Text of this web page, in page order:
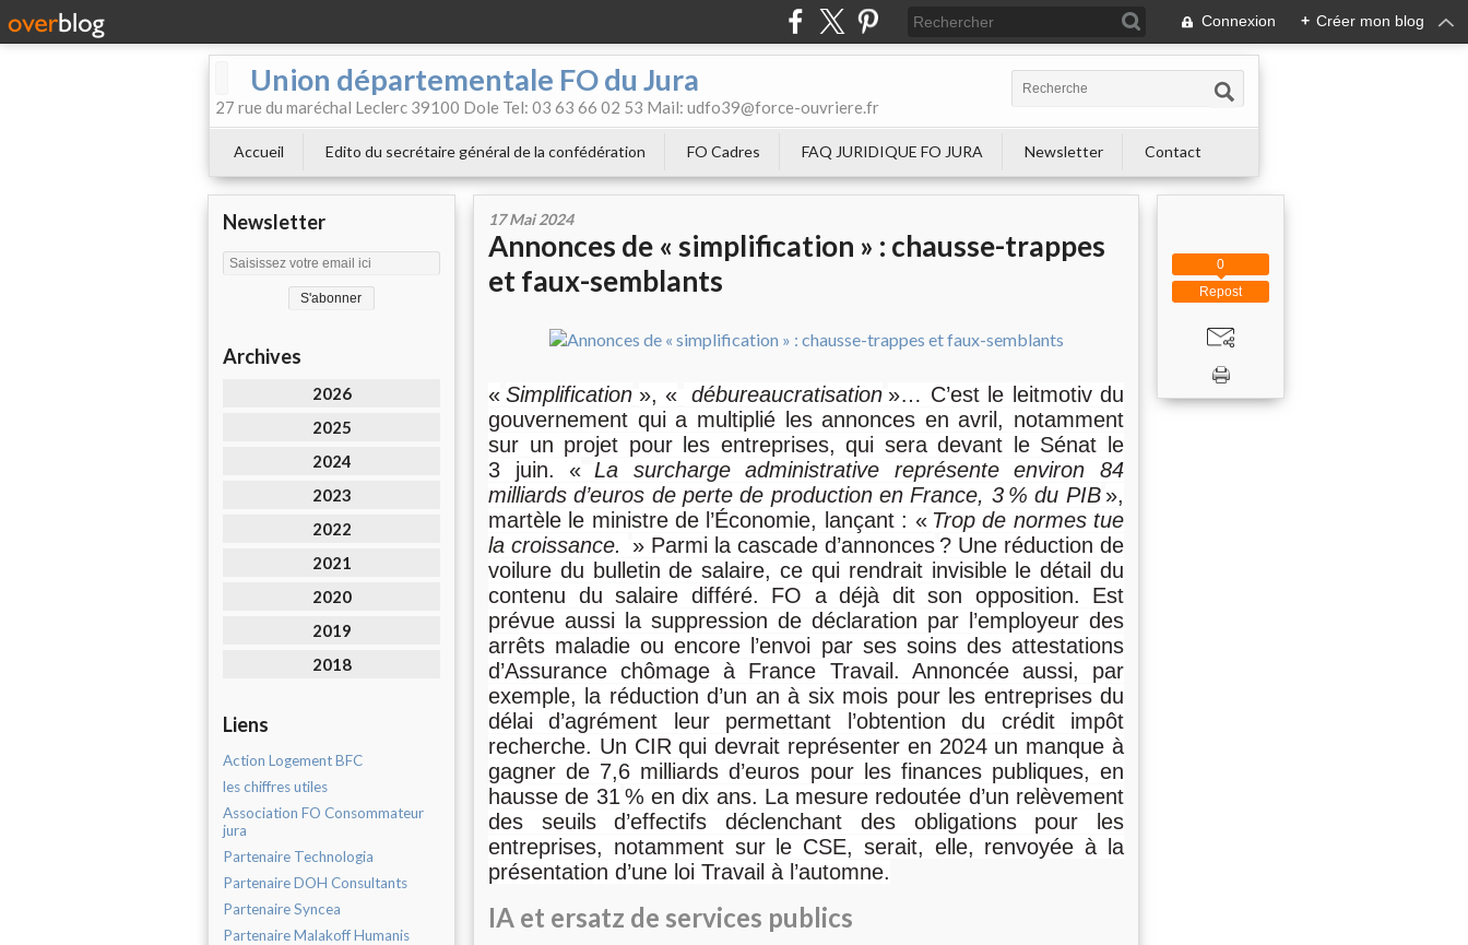
Connexion + Créer mon blog
Union départementale FO du Jura
27 rue du maréchal Leclerc 39100 Dole Tel: 03 63 66 02 53 Mail: udfo39@force-ouvriere.fr
Accueil Edito du secrétaire général de la confédération FO Cadres FAQ JURIDIQUE FO JURA Newsletter Contact
Newsletter
Archives
2026
2025
2024
2023
2022
2021
2020
2019
2018
Liens
Action Logement BFC
les chiffres utiles
Association FO Consommateur
jura
Partenaire Technologia
Partenaire DOH Consultants
Partenaire Syncea
Partenaire Malakoff Humanis
17 Mai 2024
Annonces de « simplification » : chausse-trappes
et faux-semblants
« Simplification », « débureaucratisation »… C’est le leitmotiv du
gouvernement qui a multiplié les annonces en avril, notamment
sur un projet pour les entreprises, qui sera devant le Sénat le
3 juin. « La surcharge administrative représente environ 84
milliards d’euros de perte de production en France, 3 % du PIB »,
martèle le ministre de l’Économie, lançant : « Trop de normes tue
la croissance.
» Parmi la cascade d’annonces ? Une réduction de
voilure du bulletin de salaire, ce qui rendrait invisible le détail du
contenu du salaire différé. FO a déjà dit son opposition. Est
prévue aussi la suppression de déclaration par l’employeur des
arrêts maladie ou encore l’envoi par ses soins des attestations
d’Assurance chômage à France Travail. Annoncée aussi, par
exemple, la réduction d’un an à six mois pour les entreprises du
délai d’agrément leur permettant l’obtention du crédit impôt
recherche. Un CIR qui devrait représenter en 2024 un manque à
gagner de 7,6 milliards d’euros pour les finances publiques, en
hausse de 31 % en dix ans. La mesure redoutée d’un relèvement
des seuils d’effectifs déclenchant des obligations pour les
entreprises, notamment sur le CSE, serait, elle, renvoyée à la
présentation d’une loi Travail à l’automne.
IA et ersatz de services publics
Repost
0